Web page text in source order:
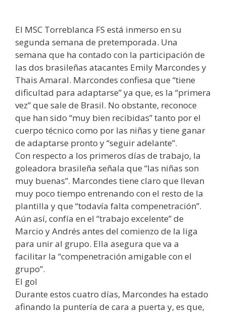
El MSC Torreblanca FS está inmerso en su
segunda semana de pretemporada. Una
semana que ha contado con la participación de
las dos brasileñas atacantes Emily Marcondes y
Thais Amaral. Marcondes confiesa que “tiene
dificultad para adaptarse” ya que, es la “primera
vez” que sale de Brasil. No obstante, reconoce
que han sido “muy bien recibidas” tanto por el
cuerpo técnico como por las niñas y tiene ganar
de adaptarse pronto y “seguir adelante”.
Con respecto a los primeros días de trabajo, la
goleadora brasileña señala que “las niñas son
muy buenas”. Marcondes tiene claro que llevan
muy poco tiempo entrenando con el resto de la
plantilla y que “todavía falta compenetración”.
Aún así, confía en el “trabajo excelente” de
Marcio y Andrés antes del comienzo de la liga
para unir al grupo. Ella asegura que va a
facilitar la “compenetración amigable con el
grupo”.
El gol
Durante estos cuatro días, Marcondes ha estado
afinando la puntería de cara a puerta y, es que,